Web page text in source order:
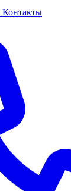
Контакты